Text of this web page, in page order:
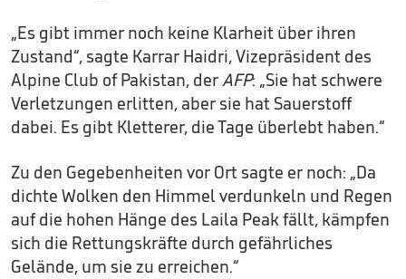
„Es gibt immer noch keine Klarheit über ihren
Zustand“, sagte Karrar Haidri, Vizepräsident des
Alpine Club of Pakistan, derAFP: „Sie hat schwere
Verletzungen erlitten, aber sie hat Sauerstoff
dabei. Es gibt Kletterer, die Tage überlebt haben.“
Zu den Gegebenheiten vor Ort sagte er noch: „Da
dichte Wolken den Himmel verdunkeln und Regen
auf die hohen Hänge des Laila Peak fällt, kämpfen
sich die Rettungskräfte durch gefährliches
Gelände, um sie zu erreichen.“